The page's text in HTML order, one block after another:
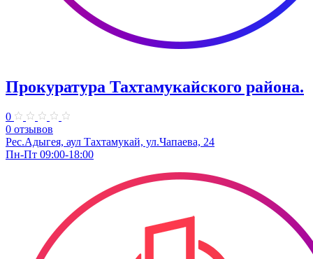
Прокуратура Тахтамукайского района.
0
0 отзывов
Рес.Адыгея, аул Тахтамукай, ул.Чапаева, 24
Пн-Пт 09:00-18:00